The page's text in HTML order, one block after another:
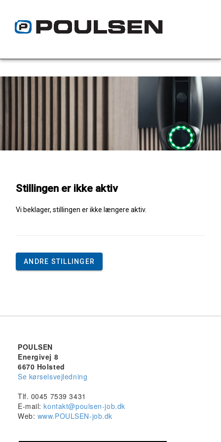
Stillingen er ikke aktiv
Vi beklager, stillingen er ikke længere aktiv.
ANDRE STILLINGER
POULSEN
Energivej 8
6670 Holsted
Se kørselsvejledning
Tlf. 0045 7539 3431
E-mail:kontakt@poulsen-job.dk
Web: www.POULSEN-job.dk